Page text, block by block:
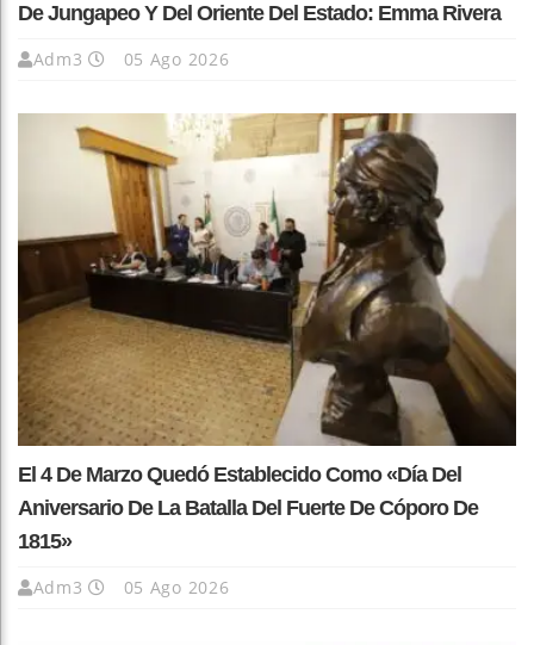
De Jungapeo Y Del Oriente Del Estado: Emma Rivera
Adm3 05 Ago 2026
El 4 De Marzo Quedó Establecido Como «Día Del
Aniversario De La Batalla Del Fuerte De Cóporo De
1815»
Adm3 05 Ago 2026